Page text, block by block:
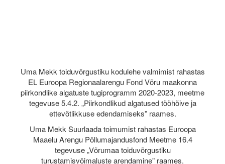
Uma Mekk toiduvõrgustiku kodulehe valmimist rahastas
EL Euroopa Regionaalarengu Fond Võru maakonna
piirkondlike algatuste tugiprogramm 2020-2023, meetme
tegevuse 5.4.2. „Piirkondlikud algatused tööhõive ja
ettevõtlikkuse edendamiseks” raames.
Uma Mekk Suurlaada toimumist rahastas Euroopa
Maaelu Arengu Põllumajandusfond Meetme 16.4
tegevuse „Võrumaa toiduvõrgustiku
turustamisvõimaluste arendamine” raames.